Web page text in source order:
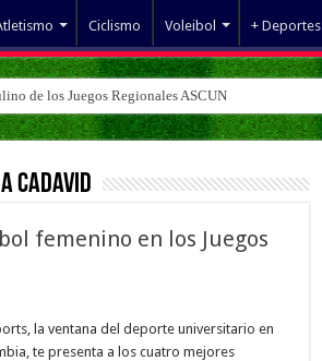
Ciclismo Voleibol + Deportes
de los Juegos Regionales ASCUN
Cadavid
femenino en los Juegos
la ventana del deporte universitario en
te presenta a los cuatro mejores